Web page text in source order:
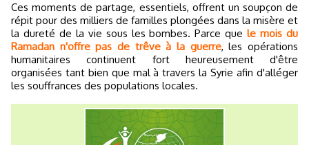
Ces moments de partage, essentiels, offrent un soupçon de
répit pour des milliers de familles plongées dans la misère et
la dureté de la vie sous les bombes. Parce quele mois du
Ramadan n'offre pas de trêve à la guerre, les opérations
humanitaires continuent fort heureusement d'être
organisées tant bien que mal à travers la Syrie afin d'alléger
les souffrances des populations locales.